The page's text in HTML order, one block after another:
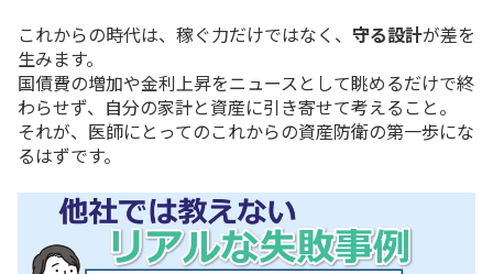
これからの時代は、稼ぐ力だけではなく、 守る設計が差を
生みます。
国債費の増加や金利上昇をニュースとして眺めるだけで終
わらせず、自分の家計と資産に引き寄せて考えること。
それが、医師にとってのこれからの資産防衛の第一歩にな
るはずです。